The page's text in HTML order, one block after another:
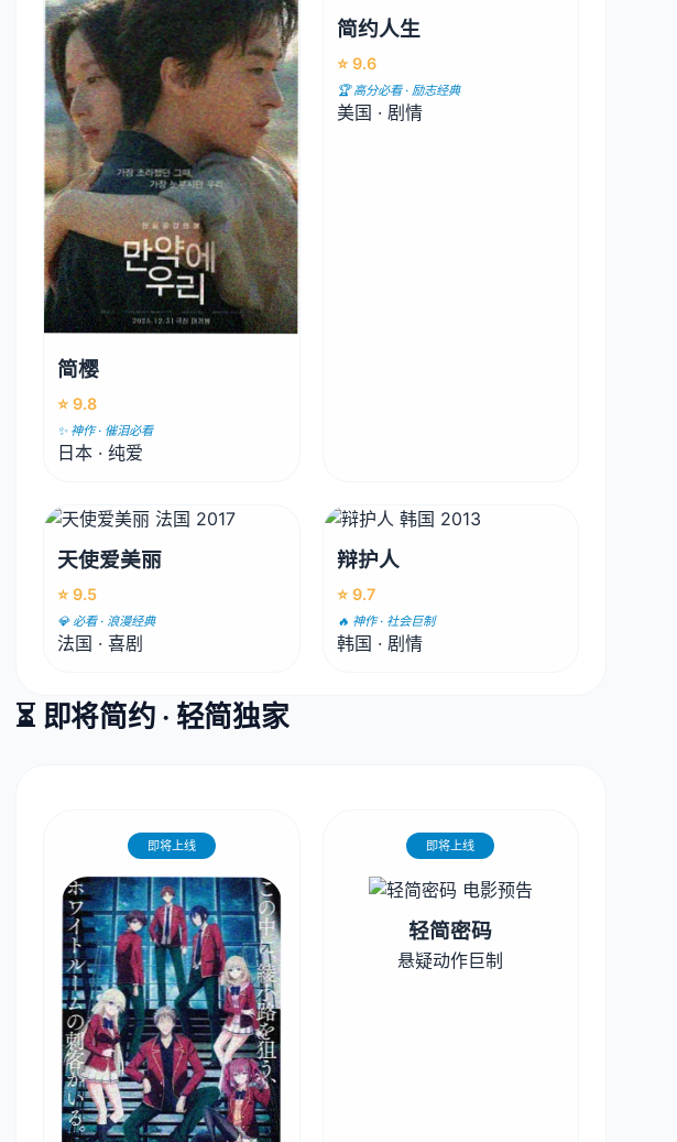
简樱
⭐ 9.8
✨ 神作 · 催泪必看
日本 · 纯爱
简约人生
⭐ 9.6
🏆 高分必看 · 励志经典
美国 · 剧情
天使爱美丽
⭐ 9.5
💎 必看 · 浪漫经典
法国 · 喜剧
辩护人
⭐ 9.7
🔥 神作 · 社会巨制
韩国 · 剧情
⏳ 即将简约 · 轻简独家
即将上线 即将上线
轻简密码
悬疑动作巨制